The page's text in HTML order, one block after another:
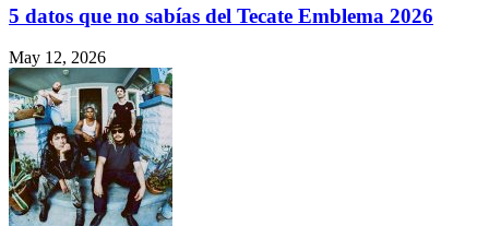
5 datos que no sabías del Tecate Emblema 2026
May 12, 2026